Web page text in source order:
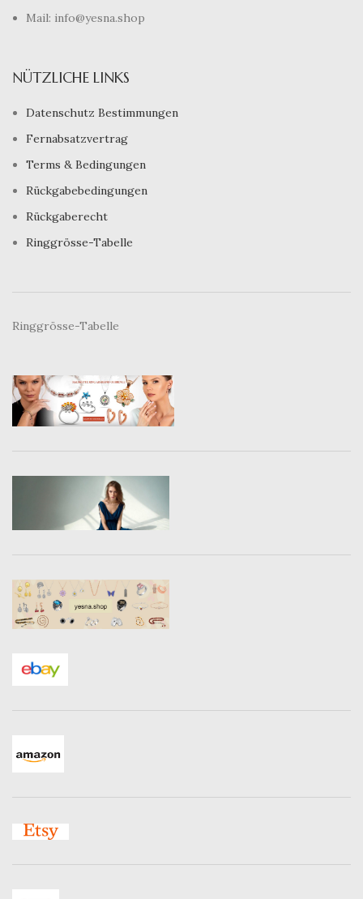
Mail: info@yesna.shop
NÜTZLICHE LINKS
Datenschutz Bestimmungen
Fernabsatzvertrag
Terms & Bedingungen
Rückgabebedingungen
Rückgaberecht
Ringgrösse-Tabelle
Ringgrösse-Tabelle